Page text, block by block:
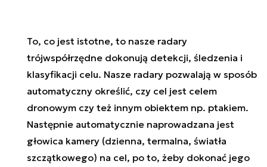
To, co jest istotne, to nasze radary
trójwspółrzędne dokonują detekcji, śledzenia i
klasyfikacji celu. Nasze radary pozwalają w sposób
automatyczny określić, czy cel jest celem
dronowym czy też innym obiektem np. ptakiem.
Następnie automatycznie naprowadzana jest
głowica kamery (dzienna, termalna, światła
szczątkowego) na cel, po to, żeby dokonać jego